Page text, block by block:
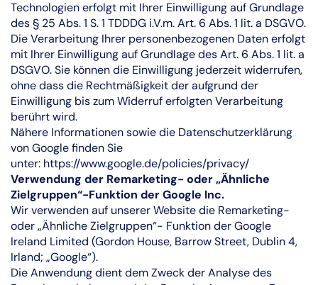
Technologien erfolgt mit Ihrer Einwilligung auf Grundlage
des § 25 Abs. 1 S. 1 TDDDG i.V.m. Art. 6 Abs. 1 lit. a DSGVO.
Die Verarbeitung Ihrer personenbezogenen Daten erfolgt
mit Ihrer Einwilligung auf Grundlage des Art. 6 Abs. 1 lit. a
DSGVO. Sie können die Einwilligung jederzeit widerrufen,
ohne dass die Rechtmäßigkeit der aufgrund der
Einwilligung bis zum Widerruf erfolgten Verarbeitung
berührt wird.
Nähere Informationen sowie die Datenschutzerklärung
von Google finden Sie
unter: https://www.google.de/policies/privacy/
Verwendung der Remarketing- oder „Ähnliche
Zielgruppen“-Funktion der Google Inc.
Wir verwenden auf unserer Website die Remarketing-
oder „Ähnliche Zielgruppen“- Funktion der Google
Ireland Limited (Gordon House, Barrow Street, Dublin 4,
Irland; „Google“).
Die Anwendung dient dem Zweck der Analyse des